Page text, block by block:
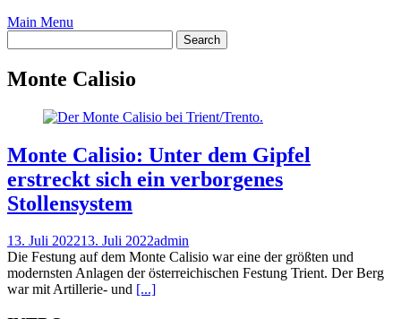
Main Menu
Monte Calisio
Monte Calisio: Unter dem Gipfel
erstreckt sich ein verborgenes
Stollensystem
13. Juli 202213. Juli 2022admin
Die Festung auf dem Monte Calisio war eine der größten und
modernsten Anlagen der österreichischen Festung Trient. Der Berg
war mit Artillerie- und [...]